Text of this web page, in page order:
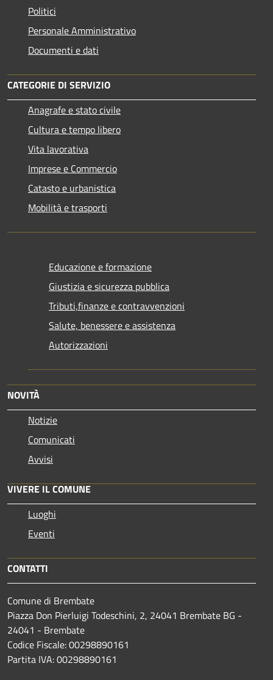
Politici
Personale Amministrativo
Documenti e dati
CATEGORIE DI SERVIZIO
Anagrafe e stato civile
Cultura e tempo libero
Vita lavorativa
Imprese e Commercio
Catasto e urbanistica
Mobilità e trasporti
Educazione e formazione
Giustizia e sicurezza pubblica
Tributi,finanze e contravvenzioni
Salute, benessere e assistenza
Autorizzazioni
NOVITÀ
Notizie
Comunicati
Avvisi
VIVERE IL COMUNE
Luoghi
Eventi
CONTATTI
Comune di Brembate
Piazza Don Pierluigi Todeschini, 2, 24041 Brembate BG -
24041 - Brembate
Codice Fiscale: 00298890161
Partita IVA: 00298890161